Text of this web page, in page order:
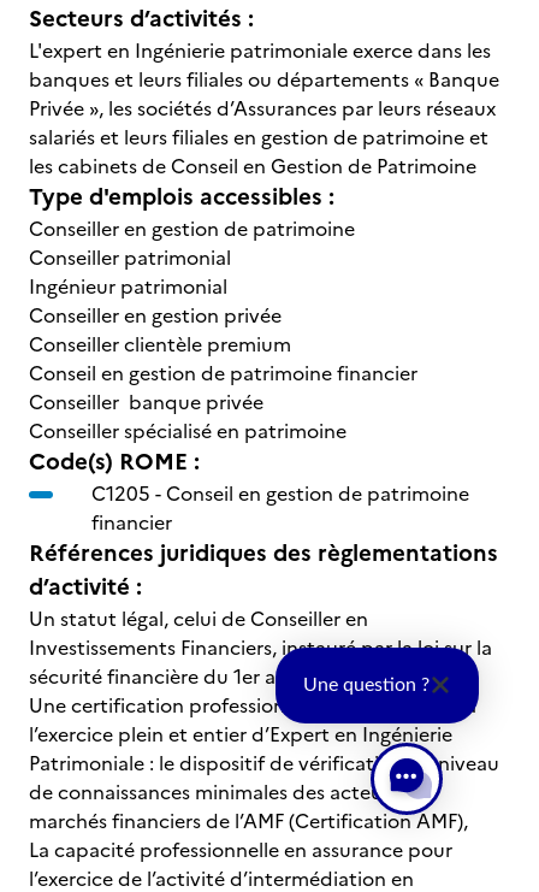
Secteurs d’activités :
L'expert en Ingénierie patrimoniale exerce dans les
banques et leurs filiales ou départements « Banque
Privée », les sociétés d’Assurances par leurs réseaux
salariés et leurs filiales en gestion de patrimoine et
les cabinets de Conseil en Gestion de Patrimoine
Type d'emplois accessibles :
Conseiller en gestion de patrimoine
Conseiller patrimonial
Ingénieur patrimonial
Conseiller en gestion privée
Conseiller clientèle premium
Conseil en gestion de patrimoine financier
Conseiller banque privée
Conseiller spécialisé en patrimoine
Code(s) ROME :
C1205 -Conseil en gestion de patrimoine
financier
Références juridiques des règlementations
d’activité :
Un statut légal, celui de Conseiller en
Investissements Financiers, instauré par la loi sur la
sécurité financière du 1er août 2003,
Une certification professionnelle indispensable à
l’exercice plein et entier d’Expert en Ingénierie
Patrimoniale : le dispositif de vérification du niveau
de connaissances minimales des acteurs des
marchés financiers de l’AMF (Certification AMF),
La capacité professionnelle en assurance pour
l’exercice de l’activité d’intermédiation en
Une question ?